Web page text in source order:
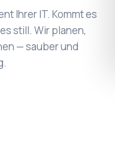
Ihrer IT. Kommt es
still. Wir planen,
— sauber und